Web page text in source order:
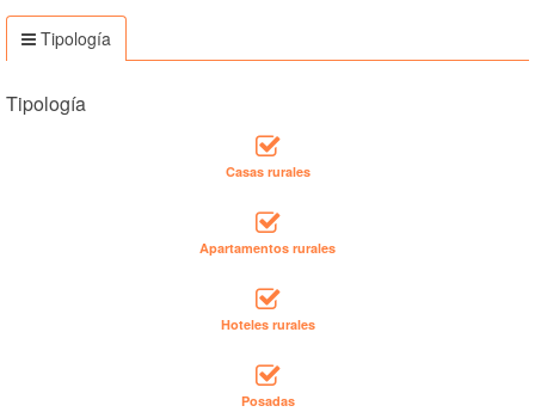
Tipología
Tipología
Casas rurales
Apartamentos rurales
Hoteles rurales
Posadas